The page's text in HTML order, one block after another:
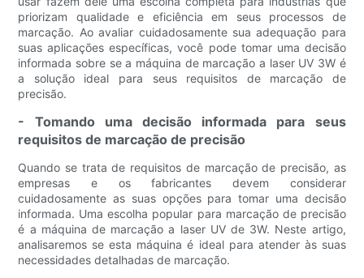
priorizam qualidade e eficiência em seus processos de
marcação. Ao avaliar cuidadosamente sua adequação para
suas aplicações específicas, você pode tomar uma decisão
informada sobre se a máquina de marcação a laser UV 3W é
a solução ideal para seus requisitos de marcação de
precisão.
- Tomando uma decisão informada para seus
requisitos de marcação de precisão
Quando se trata de requisitos de marcação de precisão, as
empresas e os fabricantes devem considerar
cuidadosamente as suas opções para tomar uma decisão
informada. Uma escolha popular para marcação de precisão
é a máquina de marcação a laser UV de 3W. Neste artigo,
analisaremos se esta máquina é ideal para atender às suas
necessidades detalhadas de marcação.